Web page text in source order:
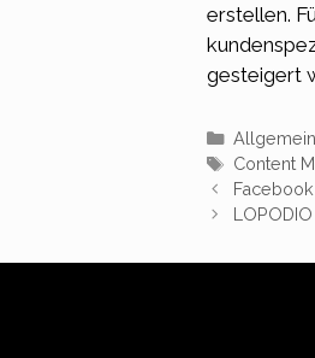
erstellen.
gesteigert
Kategorien
Allgemein
Content